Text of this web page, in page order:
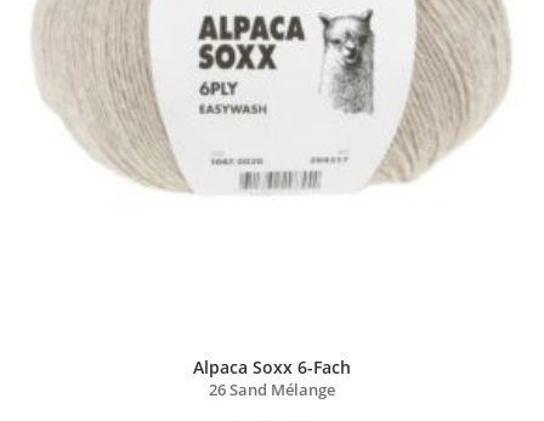
Alpaca Soxx 6-Fach
26 Sand Mélange